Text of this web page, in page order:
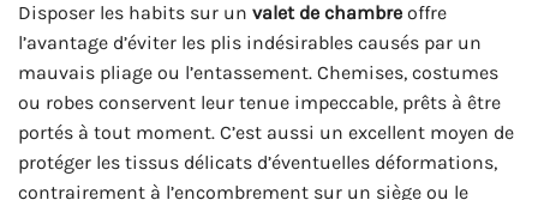
Disposer les habits sur un valet de chambre offre
l’avantage d’éviter les plis indésirables causés par un
mauvais pliage ou l’entassement. Chemises, costumes
ou robes conservent leur tenue impeccable, prêts à être
portés à tout moment. C’est aussi un excellent moyen de
protéger les tissus délicats d’éventuelles déformations,
contrairement à l’encombrement sur un siège ou le